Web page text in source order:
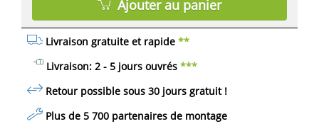
Livraison gratuite et rapide **
Livraison: 2 - 5 jours ouvrés ***
Retour possible sous 30 jours gratuit!
Plus de 5 700 partenaires de montage
Ajouter au panier